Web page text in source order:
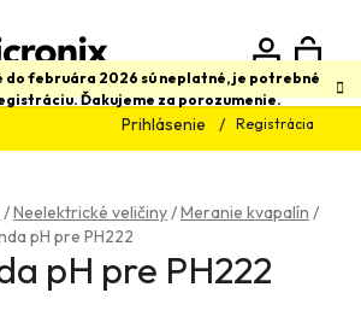
do februára 2026 sú neplatné, je potrebné
Ďakujeme za porozumenie.
Prihlásenie Registrácia
Hľadať
/Neelektrické veličiny/Meranie kvapalín /
pH pre PH222
pH pre PH222